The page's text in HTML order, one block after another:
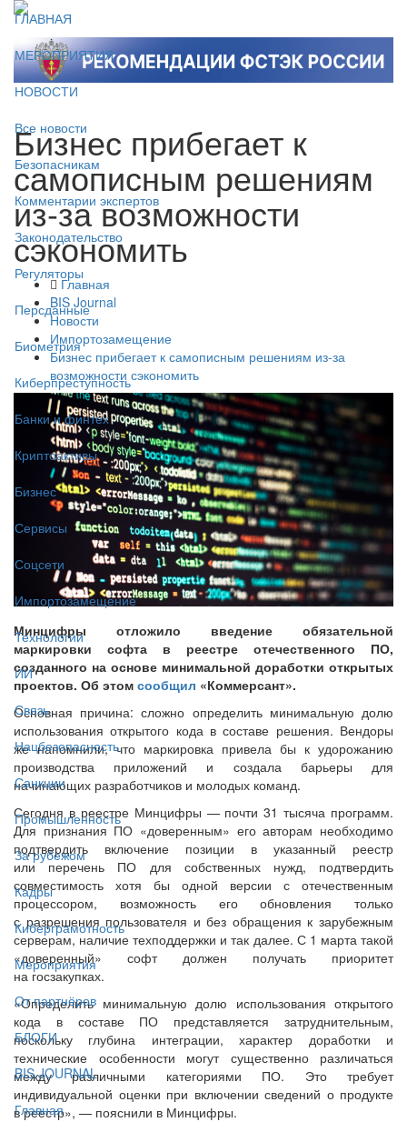
ГЛАВНАЯ
МЕРОПРИЯТИЯ
НОВОСТИ
Все новости
Безопасникам
Комментарии экспертов
Законодательство
Регуляторы
Персданные
Биометрия
Киберпреступность
Банки и финтех
Криптоактивы
Бизнес
Сервисы
Соцсети
Импортозамещение
Технологии
ИИ
Связь
Нацбезопасность
Санкции
Промышленность
За рубежом
Кадры
Киберграмотность
Мероприятия
От партнёров
БЛОГИ
BIS JOURNAL
Главная
Бизнес прибегает к
самописным решениям
из-за возможности
сэкономить
Главная
BIS Journal
Новости
Импортозамещение
Бизнес прибегает к самописным решениям из-за
возможности сэкономить
Минцифры отложило введение обязательной
маркировки софта в реестре отечественного ПО,
созданного на основе минимальной доработки открытых
проектов. Об этом сообщил «Коммерсант».
Основная причина: сложно определить минимальную долю
использования открытого кода в составе решения. Вендоры
же напомнили, что маркировка привела бы к удорожанию
производства приложений и создала барьеры для
начинающих разработчиков и молодых команд.
Сегодня в реестре Минцифры — почти 31 тысяча программ.
Для признания ПО «доверенным» его авторам необходимо
подтвердить включение позиции в указанный реестр
или перечень ПО для собственных нужд, подтвердить
совместимость хотя бы одной версии с отечественным
процессором, возможность его обновления только
с разрешения пользователя и без обращения к зарубежным
серверам, наличие техподдержки и так далее. С 1 марта такой
«доверенный» софт должен получать приоритет
на госзакупках.
«Определить минимальную долю использования открытого
кода в составе ПО представляется затруднительным,
поскольку глубина интеграции, характер доработки и
технические особенности могут существенно различаться
между различными категориями ПО. Это требует
индивидуальной оценки при включении сведений о продукте
в реестр», — пояснили в Минцифры.